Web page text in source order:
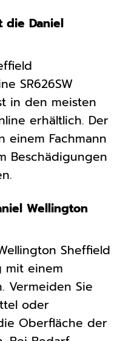
die Daniel
SR626SW
in den meisten
erhältlich. Der
einem Fachmann
Beschädigungen
Wellington
Sheffield
mit einem
Vermeiden Sie
oder
Oberfläche der